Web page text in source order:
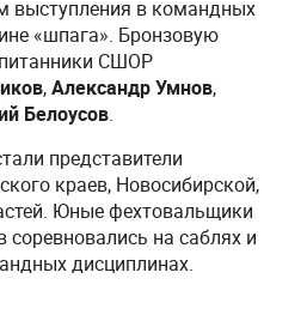
выступления в командных
«шпага». Бронзовую
СШОР
,Александр Умнов,
Белоусов.
представители
краев, Новосибирской,
Юные фехтовальщики
соревновались на саблях и
дисциплинах.